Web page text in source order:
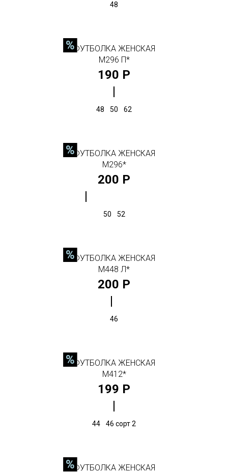
48
ФУТБОЛКА ЖЕНСКАЯ
М296 П*
190 Р
48 50 62
ФУТБОЛКА ЖЕНСКАЯ
М296*
200 Р
50 52
ФУТБОЛКА ЖЕНСКАЯ
М448 Л*
200 Р
46
ФУТБОЛКА ЖЕНСКАЯ
М412*
199 Р
44 46 сорт 2
ФУТБОЛКА ЖЕНСКАЯ